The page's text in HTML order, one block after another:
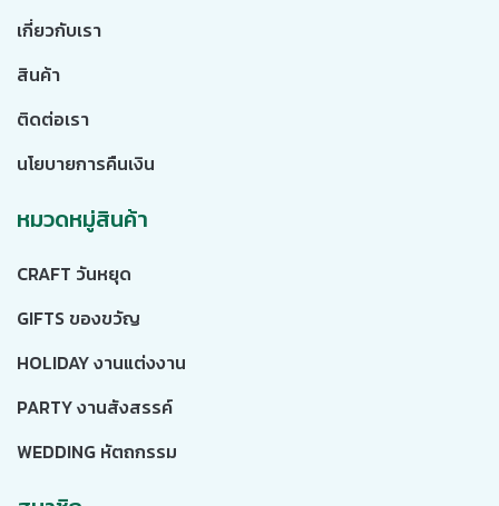
เกี่ยวกับเรา
สินค้า
ติดต่อเรา
นโยบายการคืนเงิน
หมวดหมู่สินค้า
CRAFT วันหยุด
GIFTS ของขวัญ
HOLIDAY งานแต่งงาน
PARTY งานสังสรรค์
WEDDING หัตถกรรม